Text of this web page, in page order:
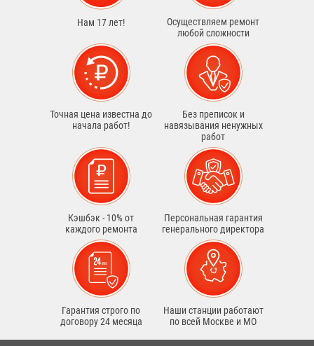
Нам 17 лет!
Осуществляем ремонт
любой сложности
Точная цена известна до
начала работ!
Без преписок и
навязывания ненужных
работ
Кэшбэк - 10% от
каждого ремонта
Персональная гарантия
генерального директора
Гарантия строго по
договору 24 месяца
Наши станции работают
по всей Москве и МО